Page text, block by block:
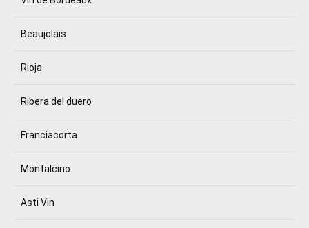
Beaujolais
Rioja
Ribera del duero
Franciacorta
Montalcino
Asti Vin